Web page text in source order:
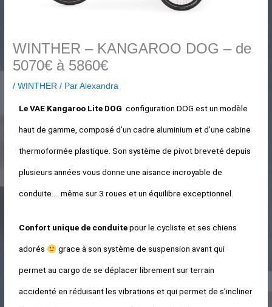
WINTHER – KANGAROO DOG – de
5070€ à 5860€
/WINTHER / ParAlexandra
Le VAE Kangaroo Lite DOG configuration DOG est un modèle
haut de gamme, composé d’un cadre aluminium et d’une cabine
thermoformée plastique. Son système de pivot breveté depuis
plusieurs années vous donne une aisance incroyable de
conduite…. même sur 3 roues et un équilibre exceptionnel.
Confort unique de conduitepour le cycliste et ses chiens
adorés grace à son système de suspension avant qui
permet au cargo de se déplacer librement sur terrain
accidenté en réduisant les vibrations et qui permet de s’incliner